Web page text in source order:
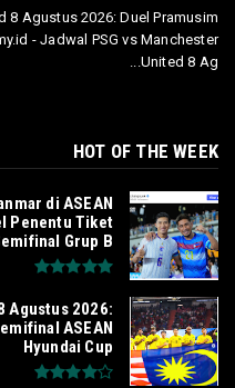
8 Agustus 2026: Duel Pramusim
- Jadwal PSG vs Manchester
United 8 Ag...
HOT OF THE WEEK
di ASEAN
Penentu Tiket
Grup B
Agustus 2026:
ASEAN
Hyundai Cup